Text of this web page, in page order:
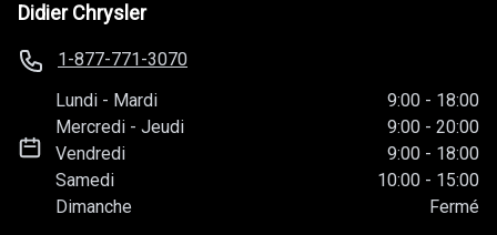
Didier Chrysler
1-877-771-3070
Lundi - Mardi 9:00 - 18:00
Mercredi -Jeudi 9:00 - 20:00
Vendredi
9:00 - 18:00
Samedi
10:00 - 15:00
Dimanche
Fermé